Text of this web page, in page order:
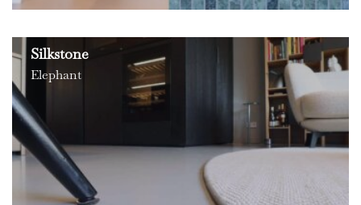
Silkstone
Elephant